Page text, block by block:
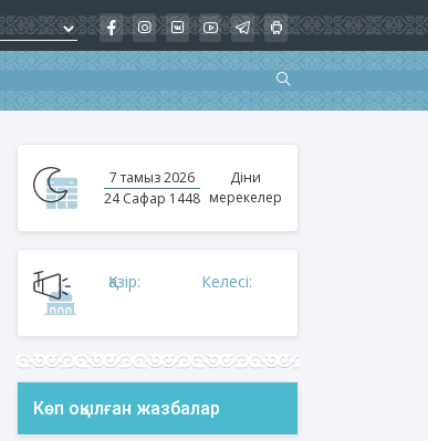
7 тамыз 2026
24 Сафар 1448
Діни
мерекелер
Қазір: Келесі:
Көп оқылған жазбалар